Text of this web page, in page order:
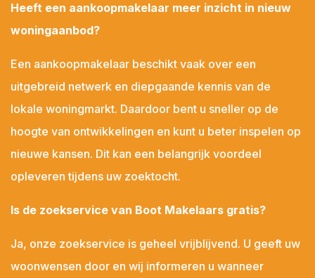
Heeft een aankoopmakelaar meer inzicht in nieuw
woningaanbod?
Een aankoopmakelaar beschikt vaak over een
uitgebreid netwerk en diepgaande kennis van de
lokale woningmarkt. Daardoor bent u sneller op de
hoogte van ontwikkelingen en kunt u beter inspelen op
nieuwe kansen. Dit kan een belangrijk voordeel
opleveren tijdens uw zoektocht.
Is de zoekservice van Boot Makelaars gratis?
Ja, onze zoekservice is geheel vrijblijvend. U geeft uw
woonwensen door en wij informeren u wanneer